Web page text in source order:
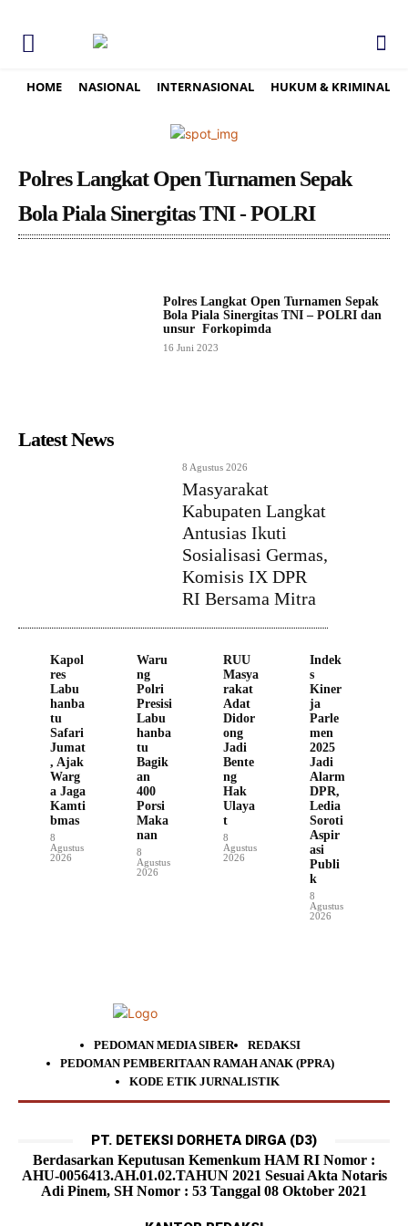
HOME NASIONAL INTERNASIONAL HUKUM & KRIMINAL
Polres Langkat Open Turnamen Sepak
Bola Piala Sinergitas TNI - POLRI
Polres Langkat Open Turnamen Sepak
Bola Piala Sinergitas TNI – POLRI dan
unsur Forkopimda
16 Juni 2023
Latest News
8 Agustus 2026
Masyarakat
Kabupaten Langkat
Antusias Ikuti
Sosialisasi Germas,
Komisis IX DPR
RI Bersama Mitra
Kapol
res
Labu
hanba
tu
Safari
Jumat
, Ajak
Warg
a Jaga
Kamti
bmas
8
Agustus
2026
Waru
ng
Polri
Presisi
Labu
hanba
tu
Bagik
an
400
Porsi
Maka
nan
8
Agustus
2026
RUU
Masya
rakat
Adat
Didor
ong
Jadi
Bente
ng
Hak
Ulaya
t
8
Agustus
2026
Indek
s
Kiner
ja
Parle
men
2025
Jadi
Alarm
DPR,
Ledia
Soroti
Aspir
asi
Publi
k
8
Agustus
2026
PEDOMAN MEDIA SIBER
REDAKSI
PEDOMAN PEMBERITAAN RAMAH ANAK (PPRA)
KODE ETIK JURNALISTIK
PT. DETEKSI DORHETA DIRGA (D3)
Berdasarkan Keputusan Kemenkum HAM RI Nomor :
AHU-0056413.AH.01.02.TAHUN 2021 Sesuai Akta Notaris
Adi Pinem, SH Nomor : 53 Tanggal 08 Oktober 2021